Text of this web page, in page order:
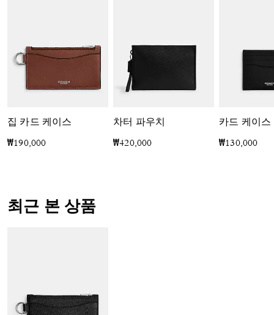
집 카드 케이스
₩190,000
차터 파우치
₩420,000
카드 케이스
₩130,000
최근 본 상품